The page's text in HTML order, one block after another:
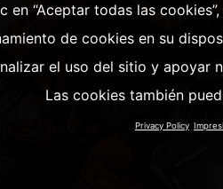
en “Aceptar todas las
de cookies en su
el uso del sitio y apoyar
Las cookies también
Privacy Policy